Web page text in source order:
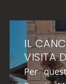
IL
VISITA
Per